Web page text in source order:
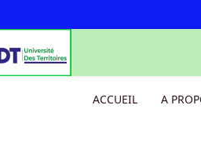
ACCUEIL A